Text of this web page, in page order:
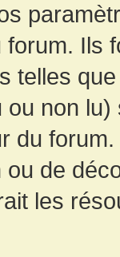
forum. Ils
telles
ou non
du
ou de
les